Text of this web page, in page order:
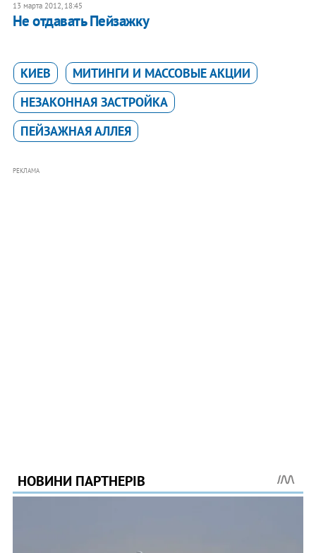
13 марта 2012, 18:45
Не отдавать Пейзажку
КИЕВ
МИТИНГИ И МАССОВЫЕ АКЦИИ
НЕЗАКОННАЯ ЗАСТРОЙКА
ПЕЙЗАЖНАЯ АЛЛЕЯ
РЕКЛАМА